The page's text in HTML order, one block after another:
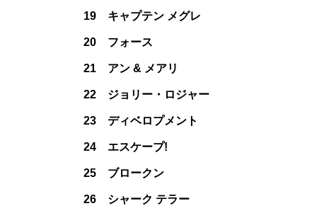
19 キャプテン メグレ
20 フォース
21 アン & メアリ
22 ジョリー・ロジャー
23 ディベロプメント
24 エスケープ!
25 ブロークン
26 シャーク テラー